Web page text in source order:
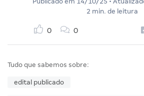
2 min. de leitura
0 0
Tudo que sabemos sobre:
edital publicado